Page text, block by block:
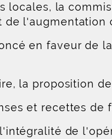
locales, la
de l'augmentation
en faveur de
la proposition
et recettes
de